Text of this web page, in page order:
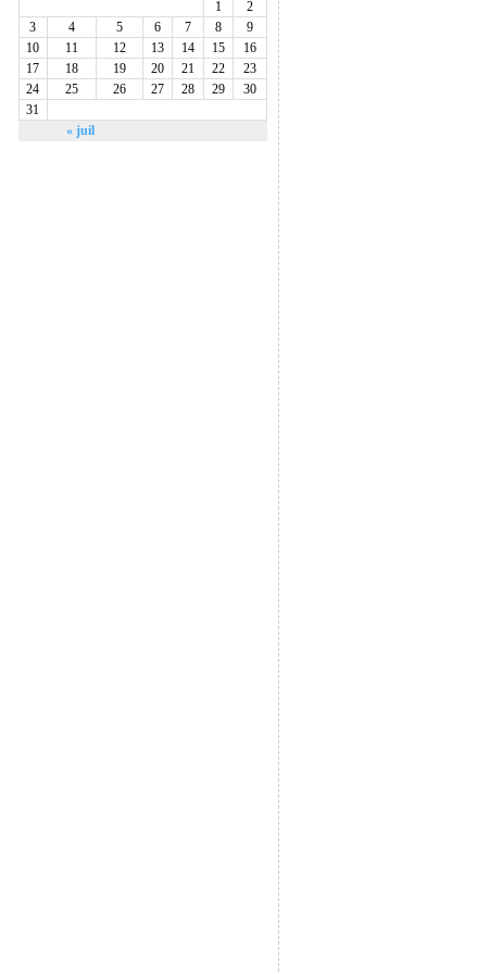
« juil
1
2
3
4 5 6 7 8
9
10
11 12 13 14 15
16
17
18 19 20 21 22
23
24
25 26 27 28 29
30
31